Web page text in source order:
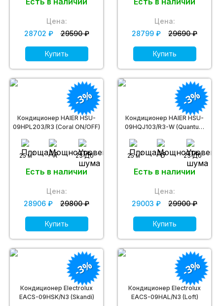
Цена:
28702 ₽
29590 ₽
Купить
Цена:
28799 ₽
29690 ₽
Купить
Кондиционер HAIER HSU-
09HPL203/R3 (Coral ON/OFF)
25 м2 A 23 Дб
Есть в наличии
-3%
Цена:
28906 ₽
29800 ₽
Купить
Кондиционер HAIER HSU-
09HQJ103/R3-W (Quantum
25 м2 D 23 Дб
Есть в наличии
-3%
Цена:
29003 ₽
29900 ₽
Купить
Кондиционер Electrolux
EACS-09HSK/N3 (Skandi)
-3%
Кондиционер Electrolux
EACS-09HAL/N3 (Loft)
-3%